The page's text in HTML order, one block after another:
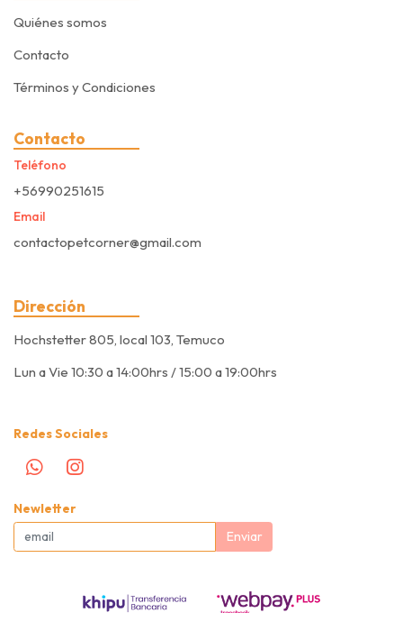
Quiénes somos
Contacto
Términos y Condiciones
Contacto
Teléfono
+56990251615
Email
contactopetcorner@gmail.com
Dirección
Hochstetter 805, local 103, Temuco
Lun a Vie 10:30 a 14:00hrs / 15:00 a 19:00hrs
Redes Sociales
Newletter
Enviar